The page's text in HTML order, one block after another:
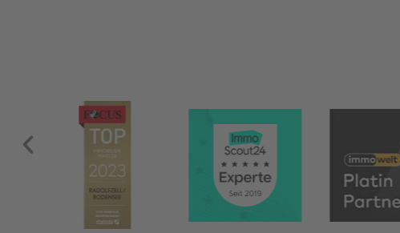
Das Gartengeschoss, hangseitig ist dort
Zimmer mit Terrasse und einer Sauna mit
Tauchbecken, die Landhausküche mit
Esszimmer und Zugang zum Garten
Auf der Bergseite sind Weinkeller, Vorrats-